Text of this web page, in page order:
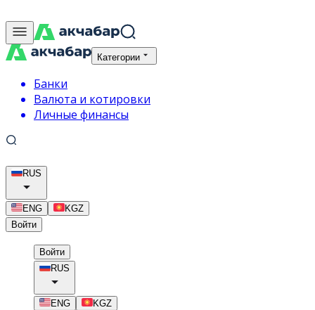
Категории
Банки
Валюта и котировки
Личные финансы
RUS
ENG
KGZ
Войти
Войти
RUS
ENG KGZ